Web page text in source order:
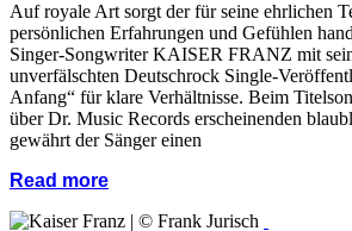
Auf royale Art sorgt der für seine ehrlichen
persönlichen Erfahrungen und Gefühlen
Singer-Songwriter KAISER FRANZ mit
unverfälschten Deutschrock Single-
Anfang“ für klare Verhältnisse. Beim
über Dr. Music Records erscheinenden
gewährt der Sänger einen
Read more